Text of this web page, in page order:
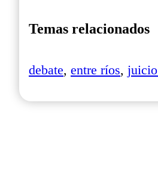
Temas relacionados
debate, entre ríos,